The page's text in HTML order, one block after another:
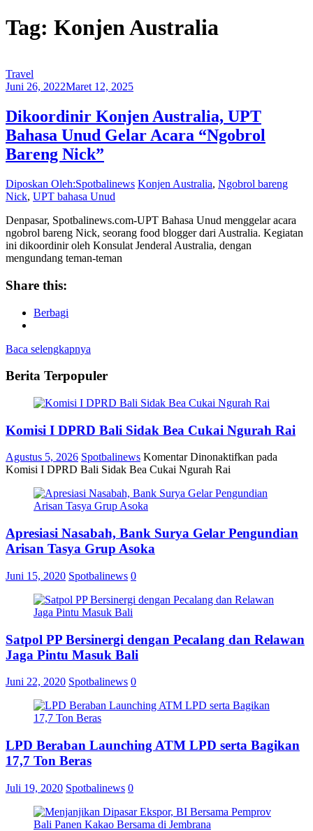
Tag: Konjen Australia
Travel
Juni 26, 2022Maret 12, 2025
Dikoordinir Konjen Australia, UPT
Bahasa Unud Gelar Acara “Ngobrol
Bareng Nick”
Diposkan Oleh:Spotbalinews Konjen Australia, Ngobrol bareng
Nick, UPT bahasa Unud
Denpasar, Spotbalinews.com-UPT Bahasa Unud menggelar acara
ngobrol bareng Nick, seorang food blogger dari Australia. Kegiatan
ini dikoordinir oleh Konsulat Jenderal Australia, dengan
mengundang teman-teman
Share this:
Berbagi
Baca selengkapnya
Berita Terpopuler
Komisi I DPRD Bali Sidak Bea Cukai Ngurah Rai
Agustus 5, 2026 Spotbalinews Komentar Dinonaktifkan pada
Komisi I DPRD Bali Sidak Bea Cukai Ngurah Rai
Apresiasi Nasabah, Bank Surya Gelar Pengundian
Arisan Tasya Grup Asoka
Juni 15, 2020 Spotbalinews 0
Satpol PP Bersinergi dengan Pecalang dan Relawan
Jaga Pintu Masuk Bali
Juni 22, 2020 Spotbalinews 0
LPD Beraban Launching ATM LPD serta Bagikan
17,7 Ton Beras
Juli 19, 2020 Spotbalinews 0